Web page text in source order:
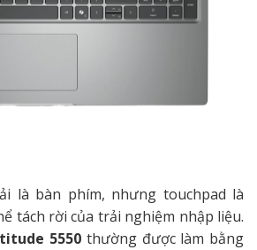
là bàn phím, nhưng touchpad là
tách rời của trải nghiệm nhập liệu.
5550 thường được làm bằng